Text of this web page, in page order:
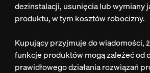
dezinstalacji, usunięcia lub wymiany
produktu, w tym kosztów robocizny.
Kupujący przyjmuje do wiadomości,
funkcje produktów mogą zależeć od
prawidłowego działania rozwiązań